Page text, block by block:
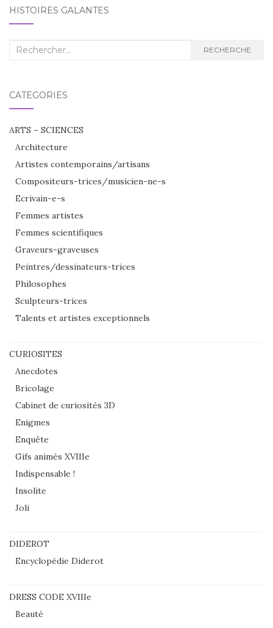
HISTOIRES GALANTES
Recherche
RECHERCHE
CATÉGORIES
ARTS – SCIENCES
Architecture
Artistes contemporains/artisans
Compositeurs-trices/musicien-ne-s
Ecrivain-e-s
Femmes artistes
Femmes scientifiques
Graveurs-graveuses
Peintres/dessinateurs-trices
Philosophes
Sculpteurs-trices
Talents et artistes exceptionnels
CURIOSITES
Anecdotes
Bricolage
Cabinet de curiosités 3D
Enigmes
Enquête
Gifs animés XVIIIe
Indispensable !
Insolite
Joli
DIDEROT
Encyclopédie Diderot
DRESS CODE XVIIIe
Beauté